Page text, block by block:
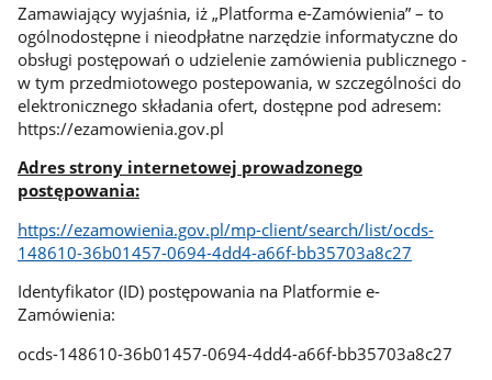
Zamawiający wyjaśnia, iż „Platforma e-Zamówienia” – to
ogólnodostępne i nieodpłatne narzędzie informatyczne do
obsługi postępowań o udzielenie zamówienia publicznego -
w tym przedmiotowego postepowania, w szczególności do
elektronicznego składania ofert, dostępne pod adresem:
https://ezamowienia.gov.pl
Adres strony internetowej prowadzonego
postępowania:
https://ezamowienia.gov.pl/mp-client/search/list/ocds-
148610-36b01457-0694-4dd4-a66f-bb35703a8c27
Identyfikator (ID) postępowania na Platformie e-
Zamówienia:
ocds-148610-36b01457-0694-4dd4-a66f-bb35703a8c27